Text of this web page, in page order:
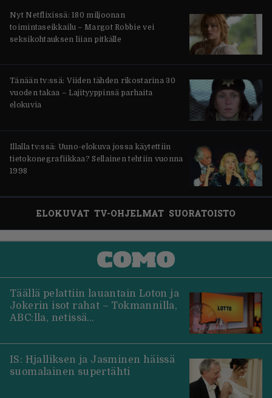
Nyt Netflixissä: 180 miljoonan
toimintaseikkailu – Margot Robbie vei
seksikohtauksen liian pitkälle
Tänään tv:ssä: Viiden tähden rikostarina 30
vuoden takaa – Lajityyppinsä parhaita
elokuvia
Illalla tv:ssä: Uuno-elokuva jossa käytettiin
tietokonegrafiikkaa? Sellainen tehtiin vuonna
1998
ELOKUVAT TV-OHJELMAT SUORATOISTO
Täällä pelattiin lauantain Loton ja
Jokerin isot rahat – Tokmannilla,
ABC:lla, netissä…
IS: Hjalliksen ja Jasminen häissä
suomalainen supertähti